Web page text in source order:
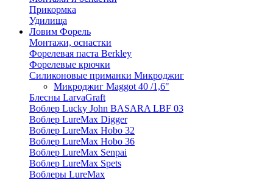
Прикормка
Удилища
Ловим Форель
Монтажи, оснастки
Форелевая паста Berkley
Форелевые крючки
Силиконовые приманки Микроджиг
Микроджиг Maggot 40 /1,6"
Блесны LarvaGraft
Воблер Lucky John BASARA LBF 03
Воблер LureMax Digger
Воблер LureMax Hobo 32
Воблер LureMax Hobo 36
Воблер LureMax Senpai
Воблер LureMax Spets
Воблеры LureMax